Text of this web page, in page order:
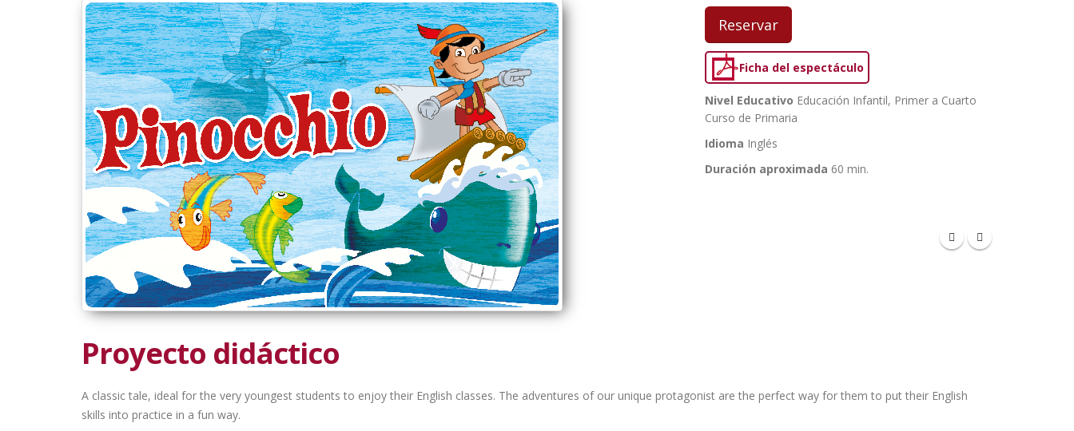
Reservar
Ficha del espectáculo
Nivel Educativo Educación Infantil, Primer a Cuarto
Curso de Primaria
Idioma Inglés
Duración aproximada 60 min.
Proyecto didáctico
A classic tale, ideal for the very youngest students to enjoy their English classes. The adventures of our unique protagonist are the perfect way for them to put their English
skills into practice in a fun way.